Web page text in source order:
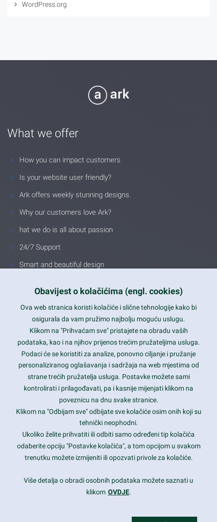
WordPress.org
What we offer
How you can impact customers
Is your website user friendly?
Ark offers weekly stunning designs.
Why our customers love Ark?
hat we do is all about passion
24/7 Support
Smart and beautiful design
Latest trends and much more...
Contact Info
1600 Amphitheatre Parkway, Mountain View, CA 94043
prothemes.net@gmail.com
Daily: 9:00 am - 6:00 pm
Sunday: Closed
Copyright 2017FRESHFACE© All Rights Reserved
Obavijest o kolačićima (engl. cookies)
Ova web stranica koristi kolačiće i slične tehnologije kako bi
osigurala da vam pružimo najbolju moguću uslugu.
Klikom na "Prihvaćam sve" pristajete na obradu vaših
podataka, kao i na njihov prijenos trećim pružateljima usluga.
Podaci će se koristiti za analize, ponovno ciljanje i pružanje
personaliziranog oglašavanja i sadržaja na web mjestima od
strane trećih pružatelja usluga. Postavke možete sami
kontrolirati i prilagođavati, pa i kasnije mijenjati klikom na
poveznicu na dnu svake stranice.
Klikom na "Odbijam sve" odbijate sve kolačiće osim onih koji su
tehnički neophodni.
Ukoliko želite prihvatiti ili odbiti samo određeni tip kolačića
odaberite opciju "Postavke kolačića", a tom opcijom u svakom
trenutku možete izmijeniti ili opozvati privole za kolačiće.
Više detalja o obradi osobnih podataka možete saznati u
klikom OVDJE.